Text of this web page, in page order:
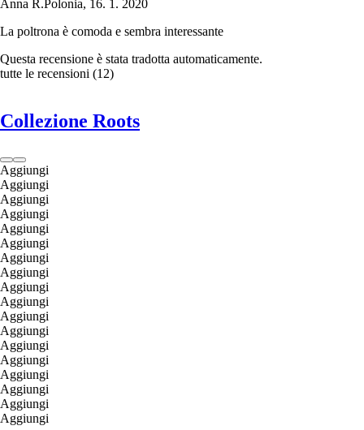
Anna R.Polonia, 16. 1. 2020
La poltrona è comoda e sembra interessante
Questa recensione è stata tradotta automaticamente.
tutte le recensioni (12)
Collezione Roots
Aggiungi
Aggiungi
Aggiungi
Aggiungi
Aggiungi
Aggiungi
Aggiungi
Aggiungi
Aggiungi
Aggiungi
Aggiungi
Aggiungi
Aggiungi
Aggiungi
Aggiungi
Aggiungi
Aggiungi
Aggiungi